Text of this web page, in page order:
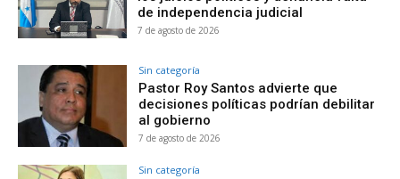
de independencia judicial
7 de agosto de 2026
Sin categoría
Pastor Roy Santos advierte que
decisiones políticas podrían debilitar
al gobierno
7 de agosto de 2026
Sin categoría